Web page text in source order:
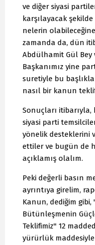
ve diğer siyasi
karşılayacak
nelerin
zamanda da, dün
Abdülhamit Gül Bey
Başkanımız yine
suretiyle bu
nasıl bir kanun
Sonuçları
siyasi parti
yönelik desteklerini
ettiler ve bugün de
açıklamış olalım.
Peki değerli basın
ayrıntıya girelim,
Kanun, dediğim
Bütünleşmenin
Teklifimiz" 12
yürürlük